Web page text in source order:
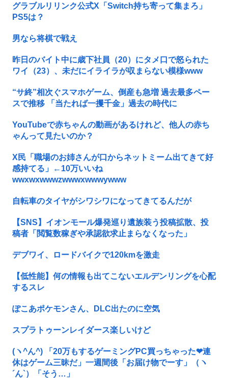
グラブルリリンク公式X「Switch持ち寄って集まろ」
PS5は？
男なら将棋で戦え
昨日のバイト中に歳下社員（20）にタメ口で怒られた
ワイ（23）、未だにイライラが収まらない模様www
“サ終”相次ぐスマホゲーム、倒産も急増 過去最多ペー
スで推移 「当たれば一攫千金」過去の時代に
YouTubeで赤ちゃんの動画があるけれど、他人の赤ち
ゃんって見たいのか？
X民「職場のお姉さんが口からネットミーム出てきて好
感持てる」←10万いいね
wwxwxwwwzwwwxwwwywww
自転車のタイヤがシワシワになってきてるんだが
【SNS】イオンモール爆発巡り遺族装う投稿拡散、投
稿者「閲覧数稼ぎや承認欲求止まらなくなった」
デブワイ、ロードバイクで120kmを激走
【低性能】何の情報も出てこないエルデンリングを心配
するスレ
ぽこあポケモンさん、DLC出たのに空気
スプラトゥーンレイダース楽しいけど
(ヽ^ん^) 「20万もするゲーミングPC買っちゃった❤連
休はゲーム三昧だ」一週間後「お届け物でーす」（ヽ
´ん`）「そう…」